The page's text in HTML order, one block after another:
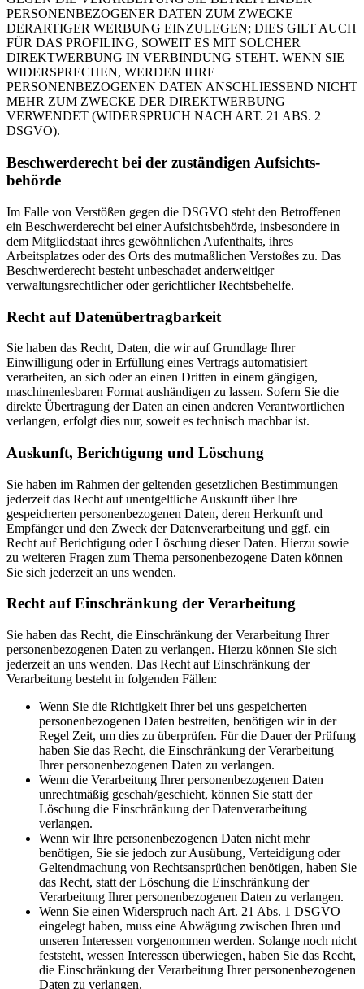
PERSONENBEZOGENER DATEN ZUM ZWECKE
DERARTIGER WERBUNG EINZULEGEN; DIES GILT AUCH
FÜR DAS PROFILING, SOWEIT ES MIT SOLCHER
DIREKTWERBUNG IN VERBINDUNG STEHT. WENN SIE
WIDERSPRECHEN, WERDEN IHRE
PERSONENBEZOGENEN DATEN ANSCHLIESSEND NICHT
MEHR ZUM ZWECKE DER DIREKTWERBUNG
VERWENDET (WIDERSPRUCH NACH ART. 21 ABS. 2
DSGVO).
Beschwerde­recht bei der zuständigen Aufsichts­
behörde
Im Falle von Verstößen gegen die DSGVO steht den Betroffenen
ein Beschwerderecht bei einer Aufsichtsbehörde, insbesondere in
dem Mitgliedstaat ihres gewöhnlichen Aufenthalts, ihres
Arbeitsplatzes oder des Orts des mutmaßlichen Verstoßes zu. Das
Beschwerderecht besteht unbeschadet anderweitiger
verwaltungsrechtlicher oder gerichtlicher Rechtsbehelfe.
Recht auf Daten­übertrag­barkeit
Sie haben das Recht, Daten, die wir auf Grundlage Ihrer
Einwilligung oder in Erfüllung eines Vertrags automatisiert
verarbeiten, an sich oder an einen Dritten in einem gängigen,
maschinenlesbaren Format aushändigen zu lassen. Sofern Sie die
direkte Übertragung der Daten an einen anderen Verantwortlichen
verlangen, erfolgt dies nur, soweit es technisch machbar ist.
Auskunft, Berichtigung und Löschung
Sie haben im Rahmen der geltenden gesetzlichen Bestimmungen
jederzeit das Recht auf unentgeltliche Auskunft über Ihre
gespeicherten personenbezogenen Daten, deren Herkunft und
Empfänger und den Zweck der Datenverarbeitung und ggf. ein
Recht auf Berichtigung oder Löschung dieser Daten. Hierzu sowie
zu weiteren Fragen zum Thema personenbezogene Daten können
Sie sich jederzeit an uns wenden.
Recht auf Einschränkung der Verarbeitung
Sie haben das Recht, die Einschränkung der Verarbeitung Ihrer
personenbezogenen Daten zu verlangen. Hierzu können Sie sich
jederzeit an uns wenden. Das Recht auf Einschränkung der
Verarbeitung besteht in folgenden Fällen:
Wenn Sie die Richtigkeit Ihrer bei uns gespeicherten
personenbezogenen Daten bestreiten, benötigen wir in der
Regel Zeit, um dies zu überprüfen. Für die Dauer der Prüfung
haben Sie das Recht, die Einschränkung der Verarbeitung
Ihrer personenbezogenen Daten zu verlangen.
Wenn die Verarbeitung Ihrer personenbezogenen Daten
unrechtmäßig geschah/geschieht, können Sie statt der
Löschung die Einschränkung der Datenverarbeitung
verlangen.
Wenn wir Ihre personenbezogenen Daten nicht mehr
benötigen, Sie sie jedoch zur Ausübung, Verteidigung oder
Geltendmachung von Rechtsansprüchen benötigen, haben Sie
das Recht, statt der Löschung die Einschränkung der
Verarbeitung Ihrer personenbezogenen Daten zu verlangen.
Wenn Sie einen Widerspruch nach Art. 21 Abs. 1 DSGVO
eingelegt haben, muss eine Abwägung zwischen Ihren und
unseren Interessen vorgenommen werden. Solange noch nicht
feststeht, wessen Interessen überwiegen, haben Sie das Recht,
die Einschränkung der Verarbeitung Ihrer personenbezogenen
Daten zu verlangen.